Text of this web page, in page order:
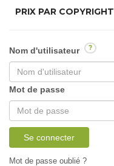
PRIX PAR COPYRIGHT
Nom d'utilisateur ?
Mot de passe
Se connecter
Mot de passe oublié ?